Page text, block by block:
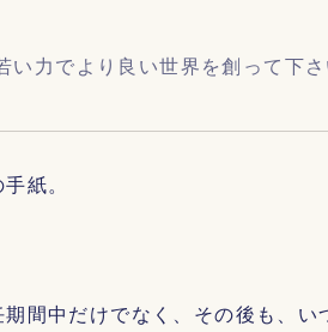
い力でより良い世界を創って下さ
紙。
間中だけでなく、その後も、